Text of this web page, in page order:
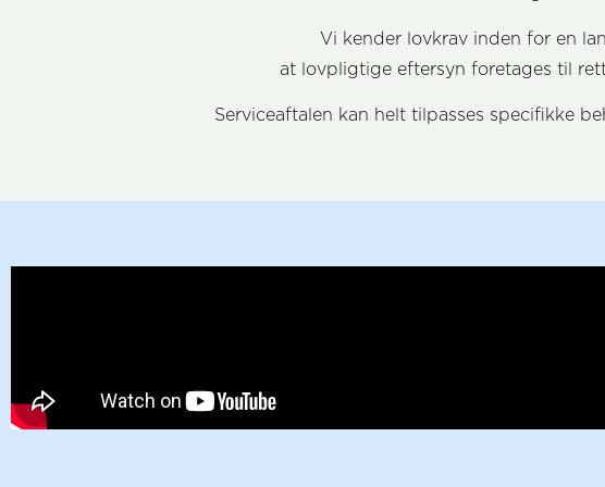
Vi kender lovkrav inden for en
at lovpligtige eftersyn foretages til
Serviceaftalen kan helt tilpasses specifikke